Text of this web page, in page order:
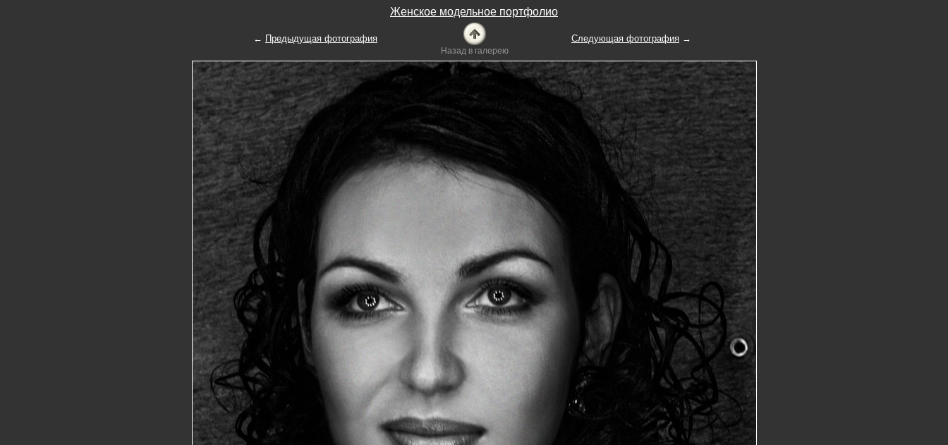
Женское модельное портфолио
← Предыдущая фотография
Назад в галерею
Следующая фотография →